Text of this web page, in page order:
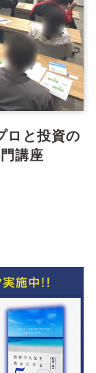
ロと投資の
講座